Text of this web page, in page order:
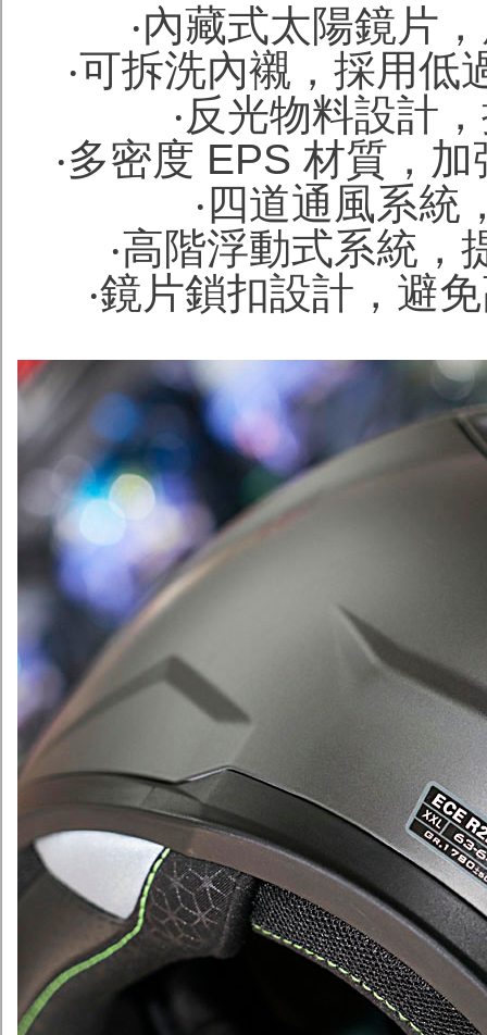
‧內藏式太陽鏡片
‧可拆洗內襯，採用
‧反光物料設計
‧多密度 EPS 材質，
‧四道通風系統
‧高階浮動式系統，
‧鏡片鎖扣設計，避